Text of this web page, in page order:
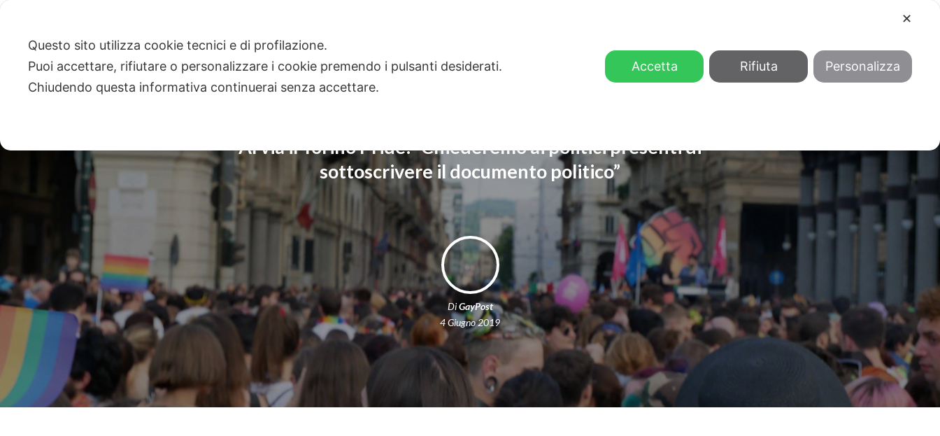
Al via il Torino Pride: “Chiederemo ai politici presenti di
sottoscrivere il documento politico”
DiGayPost
4 Giugno 2019
✕
Questo sito utilizza cookie tecnici e di profilazione.
Puoi accettare, rifiutare o personalizzare i cookie premendo i pulsanti desiderati.
Chiudendo questa informativa continuerai senza accettare.
Accetta Rifiuta Personalizza